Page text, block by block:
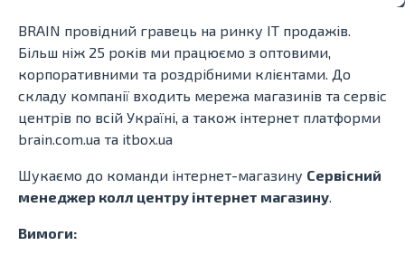
BRAIN провідний гравець на ринку ІТ продажів.
Більш ніж 25 років ми працюємо з оптовими,
корпоративними та роздрібними клієнтами. До
складу компанії входить мережа магазинів та сервіс
центрів по всій Україні, а також інтернет платформи
brain.com.ua та itbox.ua
Шукаємо до команди інтернет-магазину Сервісний
менеджер колл центру інтернет магазину
Вимоги: